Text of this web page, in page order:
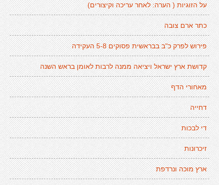
על הזוגיות ( הערה: לאחר עריכה וקיצורים)
כתר ארם צובה
פירוש לפרק כ"ב בבראשית פסוקים 5-8 העקידה
קדושת ארץ ישראל ויציאה ממנה לרבות לאומן בראש השנה
מאחורי הדף
דחייה
די לבכות
זיכרונות
ארץ מוכה ונרדפת